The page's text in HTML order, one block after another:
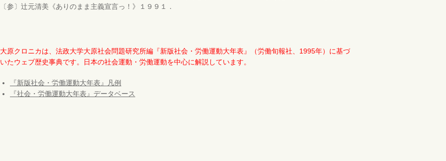
〔参〕辻元清美《ありのまま主義宣言っ！》１９９１．
大原クロニカは、法政大学大原社会問題研究所編『新版社会・労働運動大年表』（労働旬報社、1995年）に基づ
いたウェブ歴史事典です。日本の社会運動・労働運動を中心に解説しています。
『新版社会・労働運動大年表』凡例
『社会・労働運動大年表』データベース